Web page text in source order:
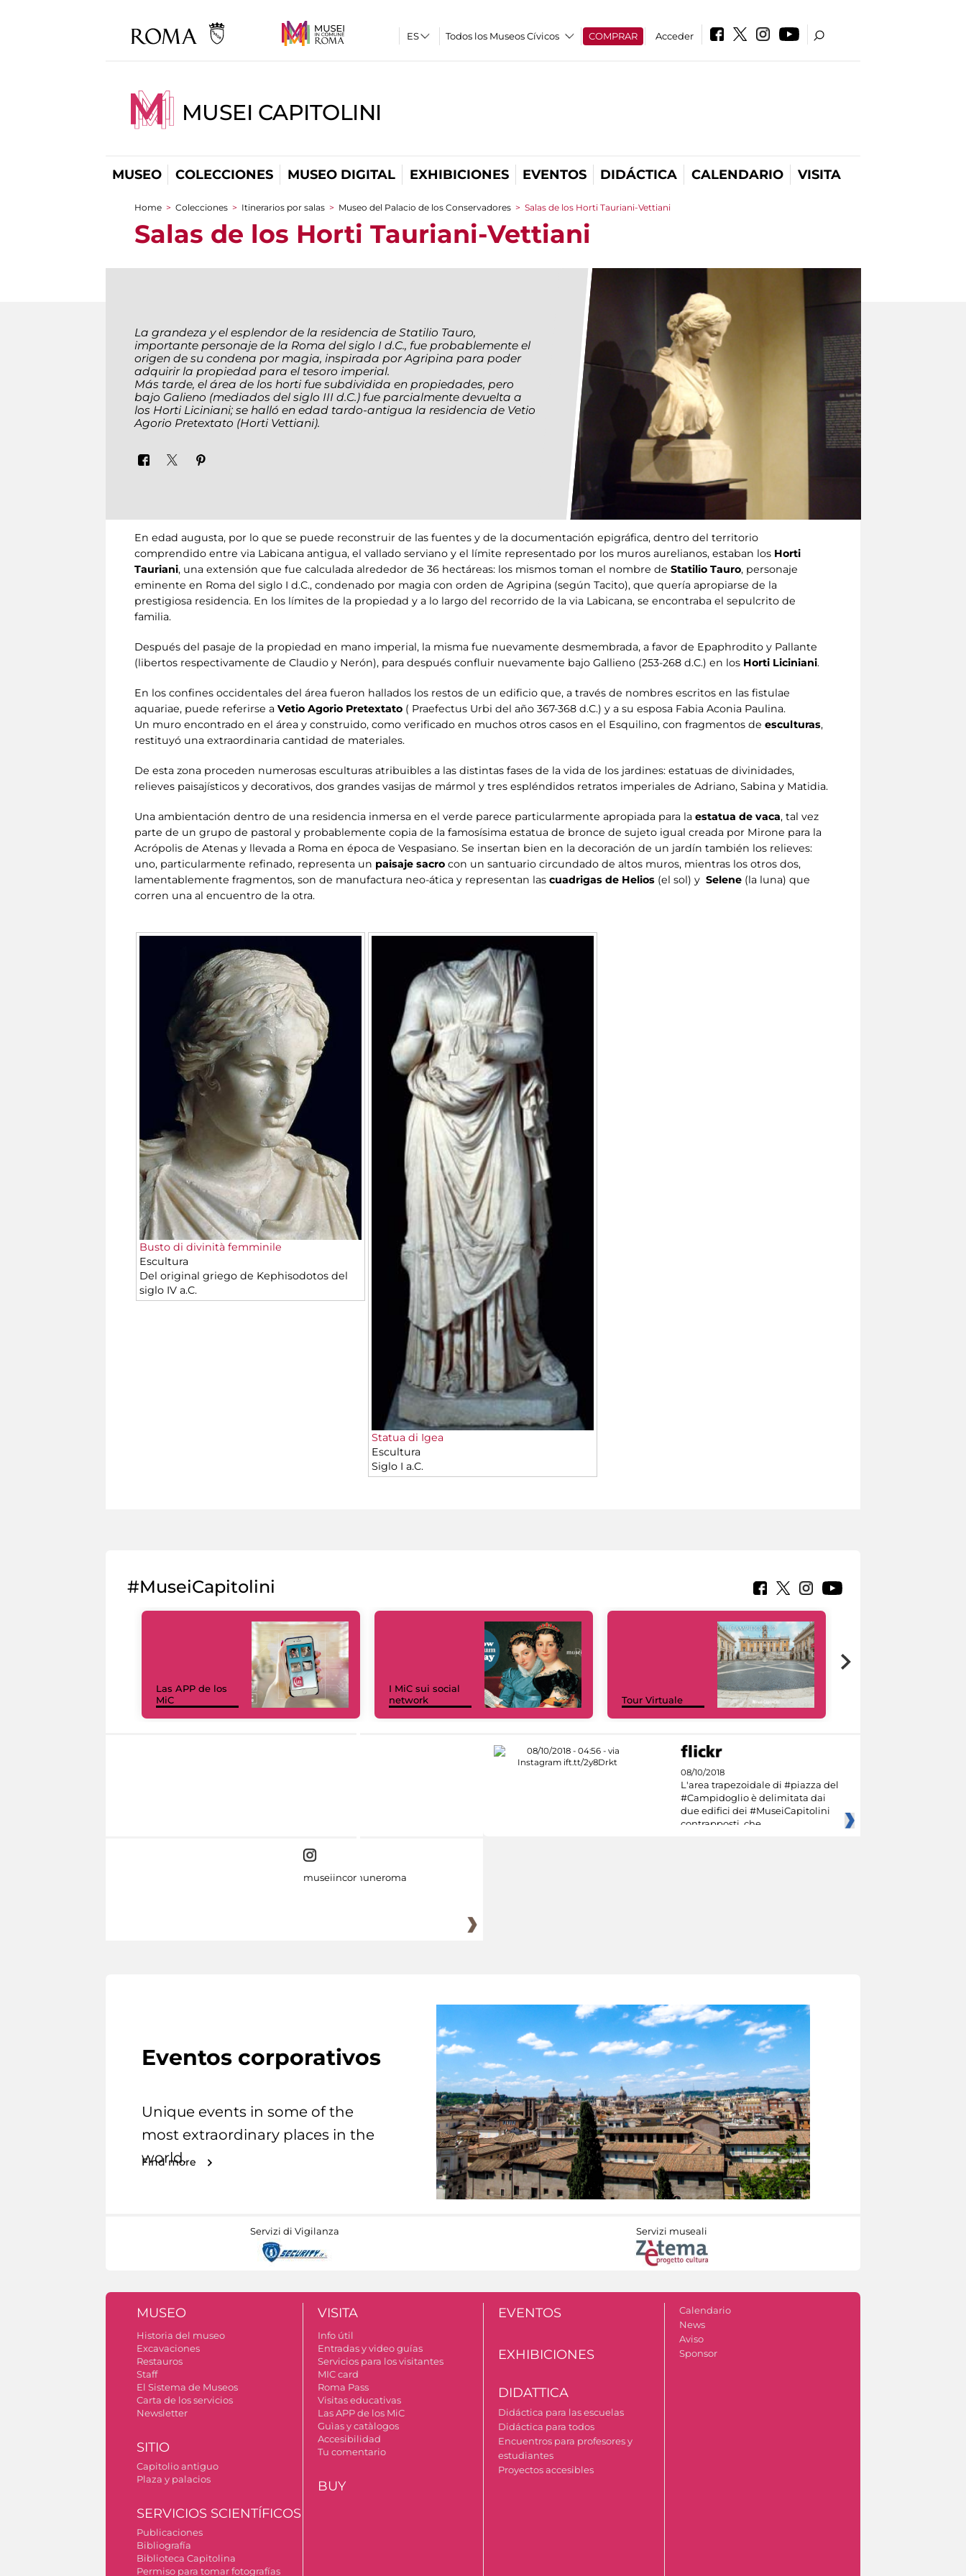
Todos los Museos Cívicos COMPRAR Acceder
MUSEI CAPITOLINI
MUSEO COLECCIONES MUSEO DIGITAL EXHIBICIONES EVENTOS DIDÁCTICA CALENDARIO VISITA
You are here
Home > Colecciones > Itinerarios por salas > Museo del Palacio de los Conservadores > Salas de los Horti Tauriani-Vettiani
Salas de los Horti Tauriani-Vettiani
La grandeza y el esplendor de la residencia de Statilio Tauro,
importante personaje de la Roma del siglo I d.C., fue probablemente el
origen de su condena por magia, inspirada por Agripina para poder
adquirir la propiedad para el tesoro imperial.
Más tarde, el área de los horti fue subdividida en propiedades, pero
bajo Galieno (mediados del siglo III d.C.) fue parcialmente devuelta a
los Horti Liciniani; se halló en edad tardo-antigua la residencia de Vetio
Agorio Pretextato (Horti Vettiani).
En edad augusta, por lo que se puede reconstruir de las fuentes y de la documentación epigráfica, dentro del territorio
comprendido entre via Labicana antigua, el vallado serviano y el límite representado por los muros aurelianos, estaban los Horti
Tauriani, una extensión que fue calculada alrededor de 36 hectáreas: los mismos toman el nombre de Statilio Tauro, personaje
eminente en Roma del siglo I d.C., condenado por magia con orden de Agripina (según Tacito), que quería apropiarse de la
prestigiosa residencia. En los límites de la propiedad y a lo largo del recorrido de la via Labicana, se encontraba el sepulcrito de
familia.
Después del pasaje de la propiedad en mano imperial, la misma fue nuevamente desmembrada, a favor de Epaphrodito y Pallante
(libertos respectivamente de Claudio y Nerón), para después confluir nuevamente bajo Gallieno (253-268 d.C.) en los Horti Liciniani.
En los confines occidentales del área fueron hallados los restos de un edificio que, a través de nombres escritos en las fistulae
aquariae, puede referirse a Vetio Agorio Pretextato ( Praefectus Urbi del año 367-368 d.C.) y a su esposa Fabia Aconia Paulina.
Un muro encontrado en el área y construido, como verificado en muchos otros casos en el Esquilino, con fragmentos de esculturas,
restituyó una extraordinaria cantidad de materiales.
De esta zona proceden numerosas esculturas atribuibles a las distintas fases de la vida de los jardines: estatuas de divinidades,
relieves paisajísticos y decorativos, dos grandes vasijas de mármol y tres espléndidos retratos imperiales de Adriano, Sabina y Matidia.
Una ambientación dentro de una residencia inmersa en el verde parece particularmente apropiada para la estatua de vaca, tal vez
parte de un grupo de pastoral y probablemente copia de la famosísima estatua de bronce de sujeto igual creada por Mirone para la
Acrópolis de Atenas y llevada a Roma en época de Vespasiano. Se insertan bien en la decoración de un jardín también los relieves:
uno, particularmente refinado, representa un paisaje sacro con un santuario circundado de altos muros, mientras los otros dos,
lamentablemente fragmentos, son de manufactura neo-ática y representan las cuadrigas de Helios (el sol) y Selene (la luna) que
corren una al encuentro de la otra.
Busto di divinità femminile
Escultura
Del original griego de Kephisodotos del
siglo IV a.C.
Statua di Igea
Escultura
Siglo I a.C.
#MuseiCapitolini
Las APP de los
MiC
I MiC sui social
network
Tour Virtuale
08/10/2018
L'area trapezoidale di #piazza del
#Campidoglio è delimitata dai
due edifici dei #MuseiCapitolini
contrapposti, che
museiincomuneroma
Eventos corporativos
Unique events in some of the
most extraordinary places in the
world.
Find more
Servizi di Vigilanza Servizi museali
MUSEO
Historia del museo
Excavaciones
Restauros
Staff
El Sistema de Museos
Carta de los servicios
Newsletter
SITIO
Capitolio antiguo
Plaza y palacios
SERVICIOS SCIENTÍFICOS
Publicaciones
Bibliografía
Biblioteca Capitolina
Permiso para tomar fotografías
VISITA
Info útil
Entradas y video guías
Servicios para los visitantes
MIC card
Roma Pass
Visitas educativas
Las APP de los MiC
Guìas y catàlogos
Accesibilidad
Tu comentario
BUY
EVENTOS
EXHIBICIONES
DIDATTICA
Didáctica para las escuelas
Didáctica para todos
Encuentros para profesores y
estudiantes
Proyectos accesibles
Calendario
News
Aviso
Sponsor